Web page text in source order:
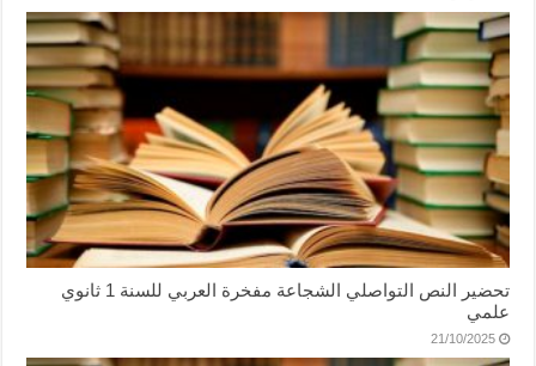
تحضير النص التواصلي الشجاعة مفخرة العربي للسنة 1 ثانوي
علمي
21/10/2025